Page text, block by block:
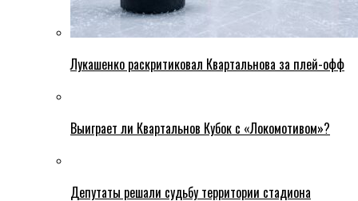
Лукашенко раскритиковал Квартальнова за плей-офф
Выиграет ли Квартальнов Кубок с «Локомотивом»?
Депутаты решали судьбу территории стадиона